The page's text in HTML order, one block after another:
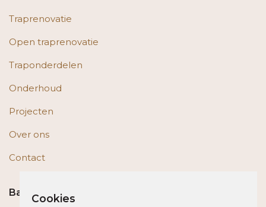
Traprenovatie
Open traprenovatie
Traponderdelen
Onderhoud
Projecten
Over ons
Contact
Bas op social media
Cookies